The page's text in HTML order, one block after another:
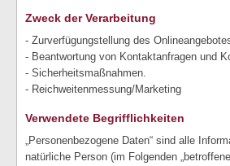
Zweck der Verarbeitung
- Zurverfügungstellung des
- Beantwortung von Kontaktanfragen und
- Sicherheitsmaßnahmen.
- Reichweitenmessung/Marketing
Verwendete Begrifflichkeiten
„Personenbezogene Daten“ sind alle
natürliche Person (im Folgenden